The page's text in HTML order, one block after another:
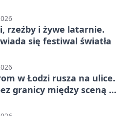
rzeźby i żywe latarnie.
się festiwal światła
w Łodzi rusza na ulice.
granicy między sceną a